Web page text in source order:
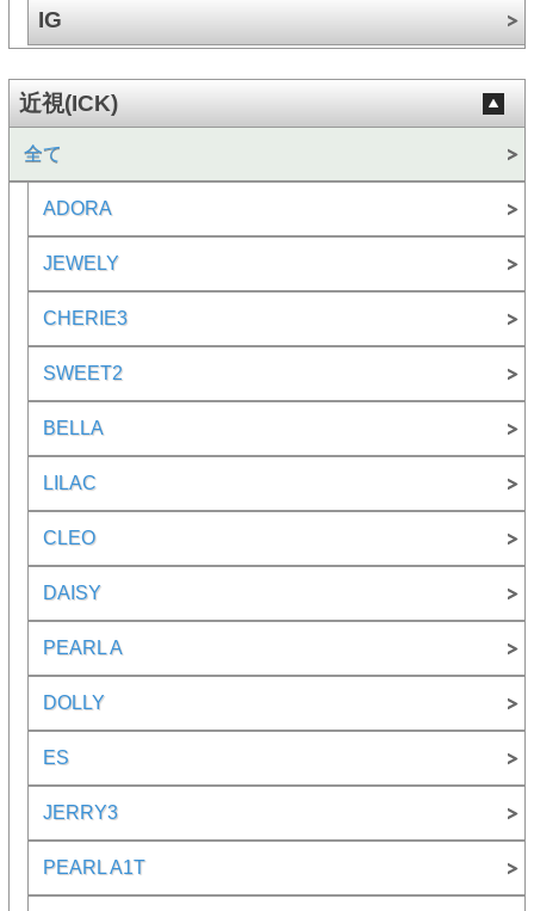
IG
近視(ICK)
全て
ADORA
JEWELY
CHERIE3
SWEET2
BELLA
LILAC
CLEO
DAISY
PEARL A
DOLLY
ES
JERRY3
PEARL A1T